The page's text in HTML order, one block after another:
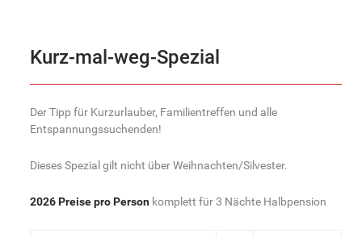
Kurz-mal-weg-Spezial
Der Tipp für Kurzurlauber, Familientreffen und alle
Entspannungssuchenden!
Dieses Spezial gilt nicht über Weihnachten/Silvester.
2026 Preise pro Person komplett für 3 Nächte Halbpension